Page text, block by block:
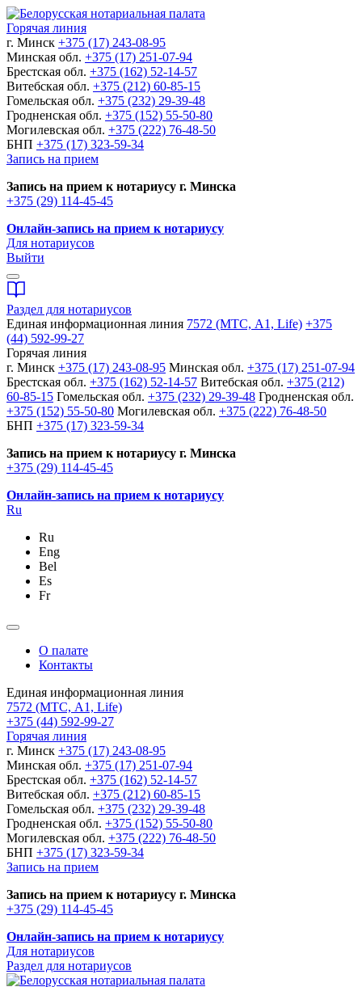
Горячая линия
г. Минск +375 (17) 243-08-95
Минская обл. +375 (17) 251-07-94
Брестская обл. +375 (162) 52-14-57
Витебская обл. +375 (212) 60-85-15
Гомельская обл. +375 (232) 29-39-48
Гродненская обл. +375 (152) 55-50-80
Могилевская обл. +375 (222) 76-48-50
БНП +375 (17) 323-59-34
Запись на прием
Запись на прием к нотариусу г. Минска
+375 (29) 114-45-45
Онлайн-запись на прием к нотариусу
Для нотариусов
Выйти
Раздел для нотариусов
Единая информационная линия 7572 (МТС, A1, Life) +375
(44) 592-99-27
Горячая линия
г. Минск +375 (17) 243-08-95 Минская обл. +375 (17) 251-07-94
Брестская обл. +375 (162) 52-14-57 Витебская обл. +375 (212)
60-85-15 Гомельская обл. +375 (232) 29-39-48 Гродненская обл.
+375 (152) 55-50-80 Могилевская обл. +375 (222) 76-48-50
БНП +375 (17) 323-59-34
Запись на прием к нотариусу г. Минска
+375 (29) 114-45-45
Онлайн-запись на прием к нотариусу
Ru
Ru
Eng
Bel
Es
Fr
О палате
Контакты
Единая информационная линия
7572 (МТС, A1, Life)
+375 (44) 592-99-27
Горячая линия
г. Минск +375 (17) 243-08-95
Минская обл. +375 (17) 251-07-94
Брестская обл. +375 (162) 52-14-57
Витебская обл. +375 (212) 60-85-15
Гомельская обл. +375 (232) 29-39-48
Гродненская обл. +375 (152) 55-50-80
Могилевская обл. +375 (222) 76-48-50
БНП +375 (17) 323-59-34
Запись на прием
Запись на прием к нотариусу г. Минска
+375 (29) 114-45-45
Онлайн-запись на прием к нотариусу
Для нотариусов
Раздел для нотариусов